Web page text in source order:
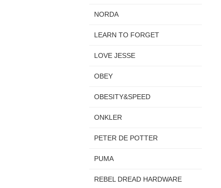
NORDA
LEARN TO FORGET
LOVE JESSE
OBEY
OBESITY&SPEED
ONKLER
PETER DE POTTER
PUMA
REBEL DREAD HARDWARE